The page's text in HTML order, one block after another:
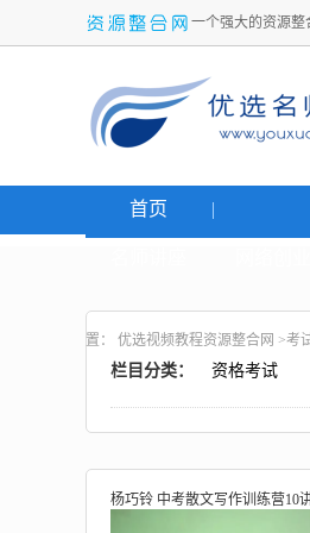
一个强大的资源整
首页
置： 优选视频教程资源整合网 >考
栏目分类： 资格考试
杨巧铃 中考散文写作训练营10